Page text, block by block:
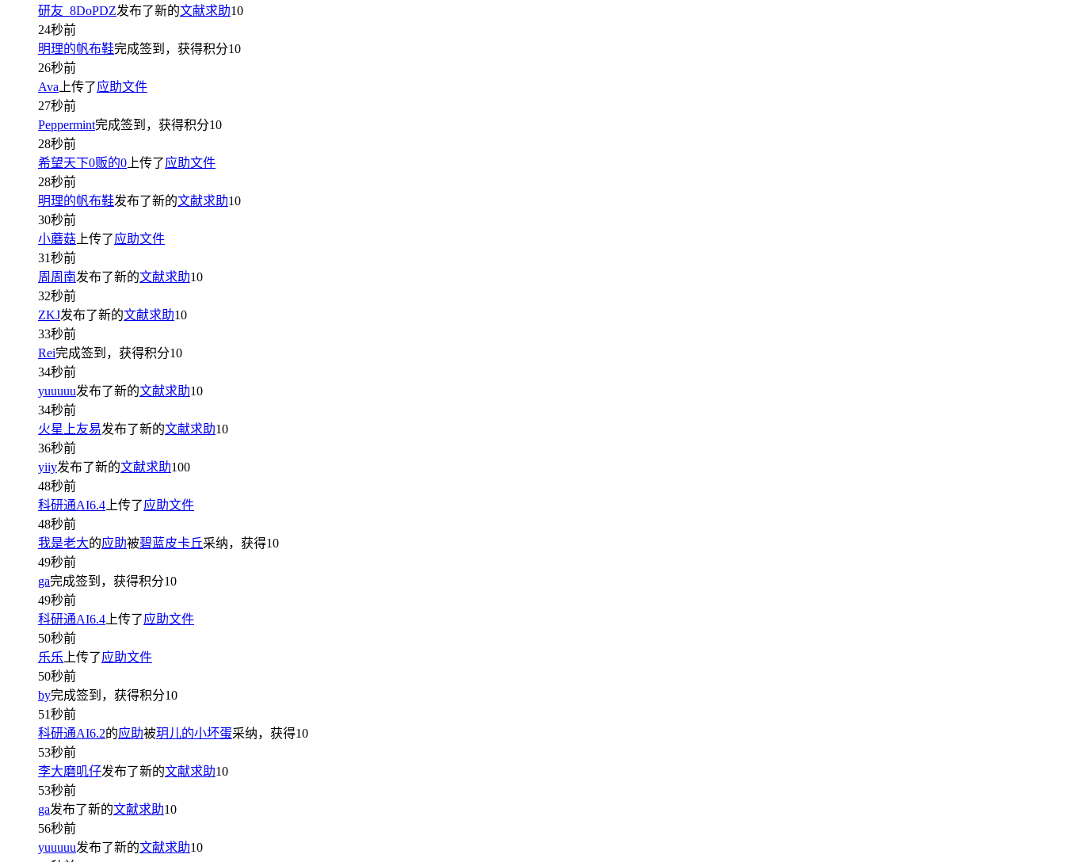
研友_8DoPDZ发布了新的文献求助10
24秒前
明理的帆布鞋完成签到，获得积分10
26秒前
Ava上传了 应助文件
27秒前
Peppermint完成签到，获得积分10
28秒前
希望天下0贩的0上传了 应助文件
28秒前
明理的帆布鞋发布了新的文献求助10
30秒前
小蘑菇上传了 应助文件
31秒前
周周南发布了新的文献求助10
32秒前
ZKJ发布了新的文献求助10
33秒前
Rei完成签到，获得积分10
34秒前
yuuuuu发布了新的文献求助10
34秒前
火星上友易发布了新的文献求助10
36秒前
yiiy发布了新的文献求助100
48秒前
科研通AI6.4上传了 应助文件
48秒前
我是老大的应助被碧蓝皮卡丘采纳，获得10
49秒前
ga完成签到，获得积分10
49秒前
科研通AI6.4上传了 应助文件
50秒前
乐乐上传了 应助文件
50秒前
by完成签到，获得积分10
51秒前
科研通AI6.2的应助被玥儿的小坏蛋采纳，获得10
53秒前
李大磨叽仔发布了新的文献求助10
53秒前
ga发布了新的文献求助10
56秒前
yuuuuu发布了新的文献求助10